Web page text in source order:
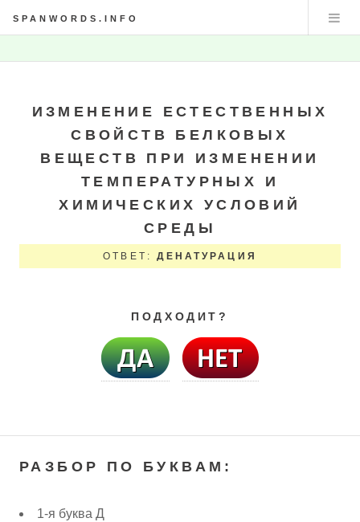
SPANWORDS.INFO
ИЗМЕНЕНИЕ ЕСТЕСТВЕННЫХ
СВОЙСТВ БЕЛКОВЫХ
ВЕЩЕСТВ ПРИ ИЗМЕНЕНИИ
ТЕМПЕРАТУРНЫХ И
ХИМИЧЕСКИХ УСЛОВИЙ
СРЕДЫ
ОТВЕТ: ДЕНАТУРАЦИЯ
ПОДХОДИТ?
РАЗБОР ПО БУКВАМ:
1-я буква Д